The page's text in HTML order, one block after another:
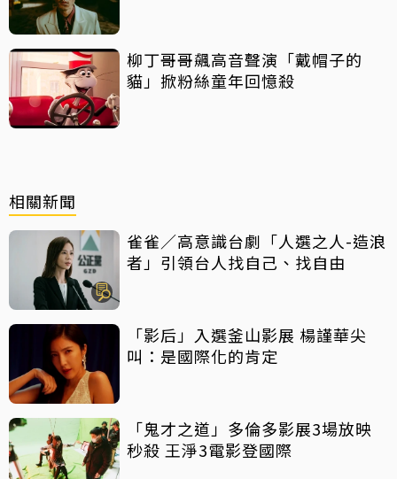
柳丁哥哥飆高音聲演「戴帽子的
貓」掀粉絲童年回憶殺
相關新聞
雀雀／高意識台劇「人選之人-造浪
者」引領台人找自己、找自由
「影后」入選釜山影展 楊謹華尖
叫：是國際化的肯定
「鬼才之道」多倫多影展3場放映
秒殺 王淨3電影登國際